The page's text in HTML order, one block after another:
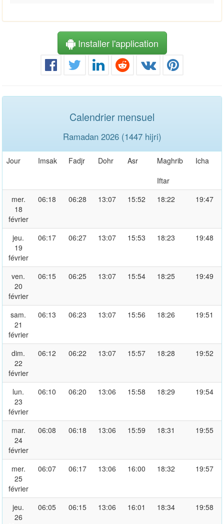
Installer l'application
Calendrier mensuel
Ramadan 2026 (1447 hijri)
Jour Imsak Fadjr Dohr Asr
Maghrib
Iftar
Icha
mer.
18
février
06:18 06:28 13:07 15:52 18:22 19:47
jeu.
19
février
06:17 06:27 13:07 15:53 18:23 19:48
ven.
20
février
06:15 06:25 13:07 15:54 18:25 19:49
sam.
21
février
06:13 06:23 13:07 15:56 18:26 19:51
dim.
22
février
06:12 06:22 13:07 15:57 18:28 19:52
lun.
23
février
06:10 06:20 13:06 15:58 18:29 19:54
mar.
24
février
06:08 06:18 13:06 15:59 18:31 19:55
mer.
25
février
06:07 06:17 13:06 16:00 18:32 19:57
jeu.
26
06:05 06:15 13:06 16:01 18:34 19:58